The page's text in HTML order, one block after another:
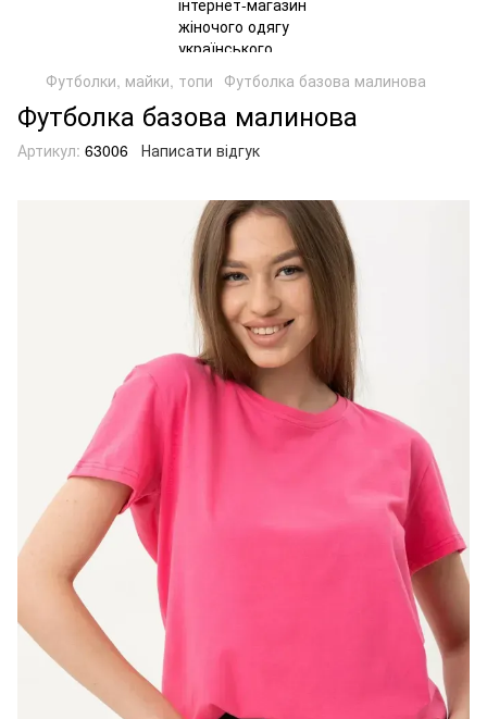
Футболки, майки, топи Футболка базова малинова
Футболка базова малинова
Артикул: 63006 Написати відгук